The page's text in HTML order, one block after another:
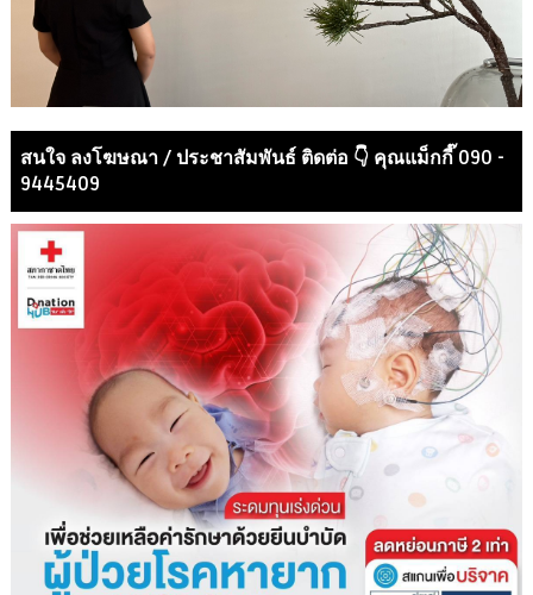
สนใจ ลงโฆษณา / ประชาสัมพันธ์ ติดต่อ 👇 คุณแม็กกี๊ 090 -
9445409